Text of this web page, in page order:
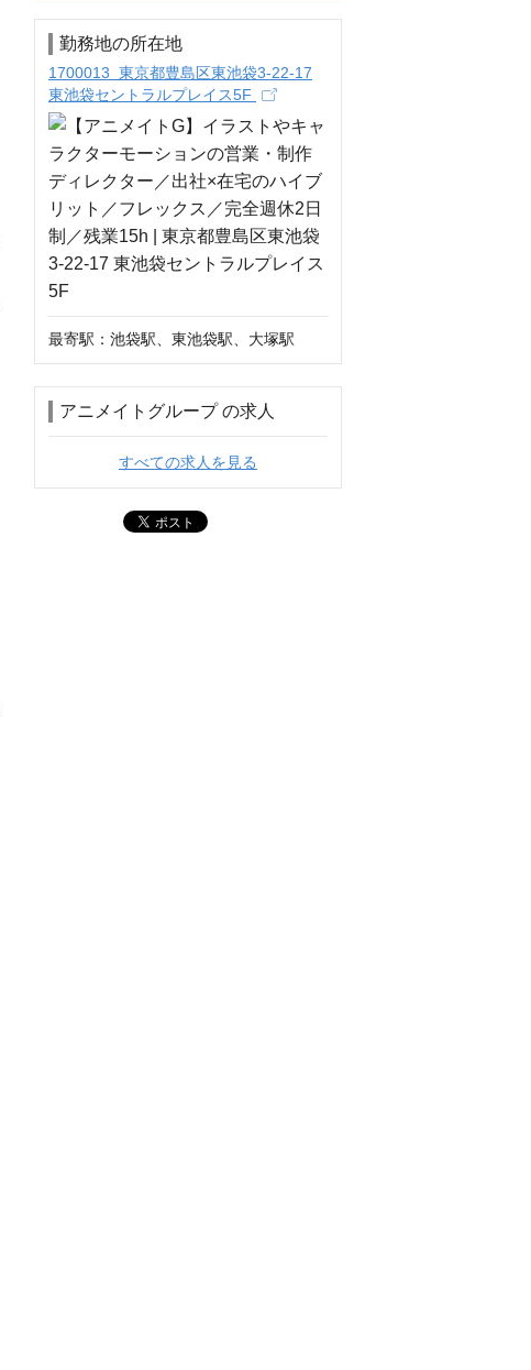
勤務地の所在地
1700013 東京都豊島区東池袋3-22-17
東池袋セントラルプレイス5F
最寄駅：池袋駅、東池袋駅、大塚駅
アニメイトグループ の求人
すべての求人を見る